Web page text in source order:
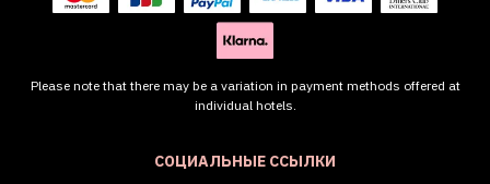
СОЦИАЛЬНЫЕ ССЫЛКИ
Please note that there may be a variation in payment methods offered at
individual hotels.